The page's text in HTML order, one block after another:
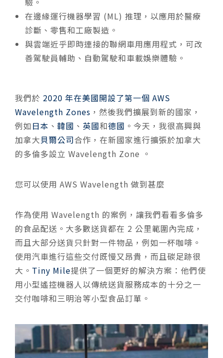
在邊緣運行機器學習 (ML) 推理，以應用於醫療
診斷、零售和工廠製造。
與雲端近乎即時連接的聯網車用應用程式，可改
善駕駛員輔助、自動駕駛和車載娛樂體驗。
我們於 2020 年在美國開設了第一個 AWS
Wavelength Zones ，然後我們擴展到新的國家，
例如日本 、 韓國 、 英國和德國 。今天，我很高興與
加拿大貝爾公司合作，在新國家進行擴張於加拿大
的多倫多設立 Wavelength Zone 。
您可以使用 AWS Wavelength 做到甚麼
作為使用 Wavelength 的案例，讓我們看看多倫多
的食品配送。大多數送貨都在 2 公里範圍內完成，
而且大部分送貨只針對一件物品，例如一杯咖啡。
使用汽車進行這些交付既慢又昂貴，而且碳足跡很
大。 Tiny Mile提供了一個更好的解決方案：他們使
用小型遙控機器人以傳統送貨服務成本的十分之一
交付咖啡和三明治等小型食品訂單。